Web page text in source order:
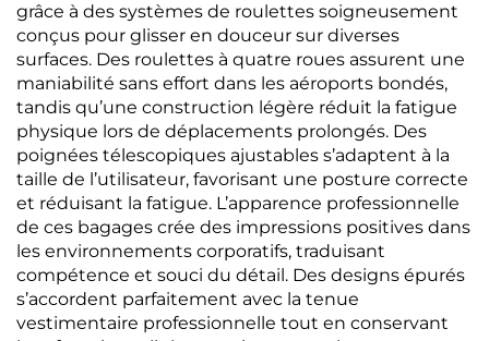
grâce à des systèmes de roulettes soigneusement
conçus pour glisser en douceur sur diverses
surfaces. Des roulettes à quatre roues assurent une
maniabilité sans effort dans les aéroports bondés,
tandis qu’une construction légère réduit la fatigue
physique lors de déplacements prolongés. Des
poignées télescopiques ajustables s’adaptent à la
taille de l’utilisateur, favorisant une posture correcte
et réduisant la fatigue. L’apparence professionnelle
de ces bagages crée des impressions positives dans
les environnements corporatifs, traduisant
compétence et souci du détail. Des designs épurés
s’accordent parfaitement avec la tenue
vestimentaire professionnelle tout en conservant